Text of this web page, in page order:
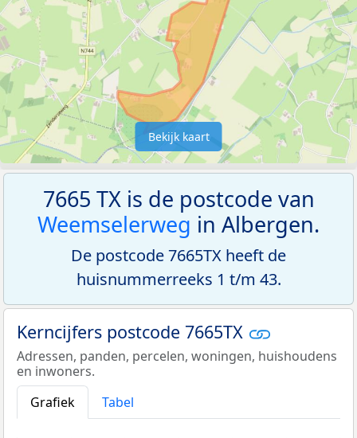
Bekijk kaart
7665 TX is de postcode van
Weemselerweg in Albergen.
De postcode 7665TX heeft de
huisnummerreeks 1 t/m 43.
Kerncijfers postcode 7665TX
Adressen, panden, percelen, woningen, huishoudens
en inwoners.
Grafiek
Tabel